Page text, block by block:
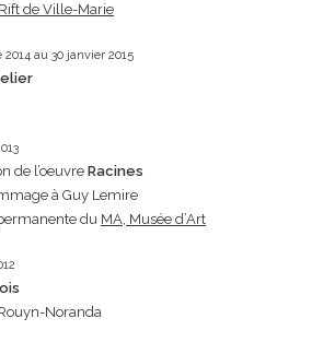
de Ville-Marie
au 30 janvier 2015
de l’oeuvre Racines
à Guy Lemire
du MA, Musée d’Art
Noranda